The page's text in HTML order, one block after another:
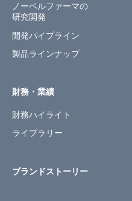
ノーベルファーマの
研究開発
開発パイプライン
製品ラインナップ
財務・業績
財務ハイライト
ライブラリー
ブランドストーリー